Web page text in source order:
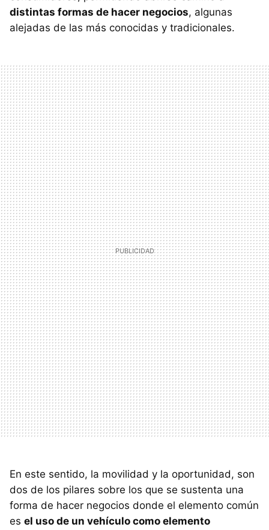
distintas formas de hacer negocios, algunas
alejadas de las más conocidas y tradicionales.
En este sentido, la movilidad y la oportunidad, son
dos de los pilares sobre los que se sustenta una
forma de hacer negocios donde el elemento común
es el uso de un vehículo como elemento